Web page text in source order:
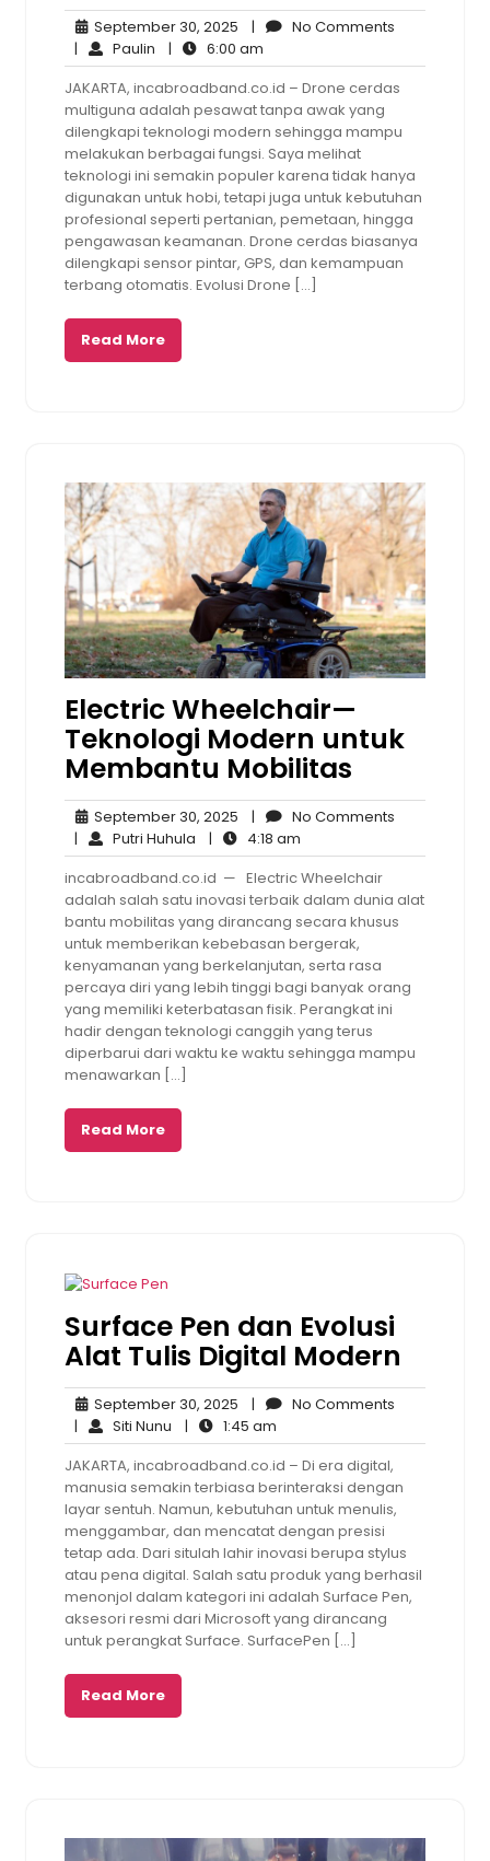
September 30, 2025 September
30,
2025
| No Comments
| Paulin Paulin
| 6:00 am
am
JAKARTA, incabroadband.co.id – Drone cerdas
multiguna adalah pesawat tanpa awak yang
dilengkapi teknologi modern sehingga mampu
melakukan berbagai fungsi. Saya melihat
teknologi ini semakin populer karena tidak hanya
digunakan untuk hobi, tetapi juga untuk kebutuhan
profesional seperti pertanian, pemetaan, hingga
pengawasan keamanan. Drone cerdas biasanya
dilengkapi sensor pintar, GPS, dan kemampuan
terbang otomatis. Evolusi Drone […]
Read More
Electric Wheelchair—
Teknologi Modern untuk
Membantu Mobilitas
September 30, 2025 September
30,
2025
| No Comments
| Putri Huhula Putri
Huhula
| 4:18 am
am
incabroadband.co.id — Electric Wheelchair
adalah salah satu inovasi terbaik dalam dunia alat
bantu mobilitas yang dirancang secara khusus
untuk memberikan kebebasan bergerak,
kenyamanan yang berkelanjutan, serta rasa
percaya diri yang lebih tinggi bagi banyak orang
yang memiliki keterbatasan fisik. Perangkat ini
hadir dengan teknologi canggih yang terus
diperbarui dari waktu ke waktu sehingga mampu
menawarkan […]
Read More
Surface Pen dan Evolusi
Alat Tulis Digital Modern
September 30, 2025 September
30,
2025
| No Comments
| Siti Nunu Siti
Nunu
| 1:45 am
am
JAKARTA, incabroadband.co.id – Di era digital,
manusia semakin terbiasa berinteraksi dengan
layar sentuh. Namun, kebutuhan untuk menulis,
menggambar, dan mencatat dengan presisi
tetap ada. Dari situlah lahir inovasi berupa stylus
atau pena digital. Salah satu produk yang berhasil
menonjol dalam kategori ini adalah Surface Pen,
aksesori resmi dari Microsoft yang dirancang
untuk perangkat Surface. SurfacePen […]
Read More